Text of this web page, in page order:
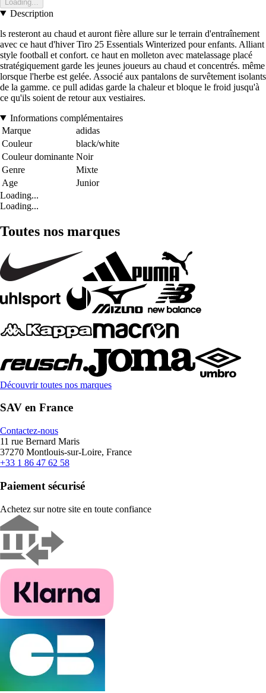
Loading...
Description
ls resteront au chaud et auront fière allure sur le terrain d'entraînement
avec ce haut d'hiver Tiro 25 Essentials Winterized pour enfants. Alliant
style football et confort. ce haut en molleton avec matelassage placé
stratégiquement garde les jeunes joueurs au chaud et concentrés. même
lorsque l'herbe est gelée. Associé aux pantalons de survêtement isolants
de la gamme. ce pull adidas garde la chaleur et bloque le froid jusqu'à
ce qu'ils soient de retour aux vestiaires.
Informations complémentaires
Marque
adidas
Couleur
black/white
Couleur dominante Noir
Genre
Mixte
Age
Junior
Loading...
Loading...
Toutes nos marques
Découvrir toutes nos marques
SAV en France
Contactez-nous
11 rue Bernard Maris
37270 Montlouis-sur-Loire, France
+33 1 86 47 62 58
Paiement sécurisé
Achetez sur notre site en toute confiance